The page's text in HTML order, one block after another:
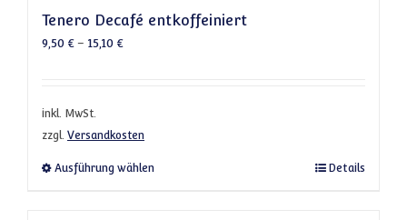
Tenero Decafé entkoffeiniert
9,50 €– 15,10 €
inkl. MwSt.
zzgl. Versandkosten
Ausführung wählen Dieses Produkt weist mehrere Varianten
Details